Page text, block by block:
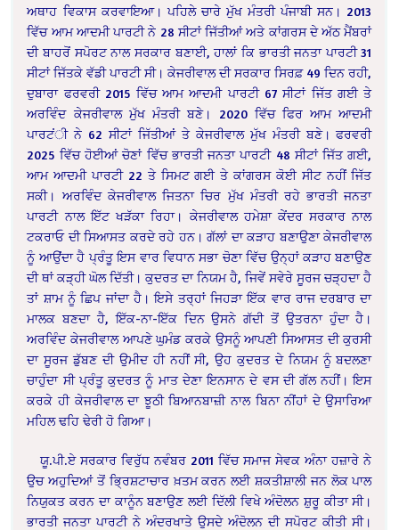
ਅਥਾਹ ਵਿਕਾਸ ਕਰਵਾਇਆ। ਪਹਿਲੇ ਚਾਰੇ ਮੁੱਖ ਮੰਤਰੀ ਪੰਜਾਬੀ ਸਨ। 2013
ਵਿੱਚ ਆਮ ਆਦਮੀ ਪਾਰਟੀ ਨੇ 28 ਸੀਟਾਂ ਜਿੱਤੀਆਂ ਅਤੇ ਕਾਂਗਰਸ ਦੇ ਅੱਠ ਮੈਂਬਰਾਂ
ਦੀ ਬਾਹਰੋਂ ਸਪੋਰਟ ਨਾਲ ਸਰਕਾਰ ਬਣਾਈ, ਹਾਲਾਂ ਕਿ ਭਾਰਤੀ ਜਨਤਾ ਪਾਰਟੀ 31
ਸੀਟਾਂ ਜਿੱਤਕੇ ਵੱਡੀ ਪਾਰਟੀ ਸੀ। ਕੇਜਰੀਵਾਲ ਦੀ ਸਰਕਾਰ ਸਿਰਫ਼ 49 ਦਿਨ ਰਹੀ,
ਦੁਬਾਰਾ ਫਰਵਰੀ 2015 ਵਿੱਚ ਆਮ ਆਦਮੀ ਪਾਰਟੀ 67 ਸੀਟਾਂ ਜਿੱਤ ਗਈ ਤੇ
ਅਰਵਿੰਦ ਕੇਜਰੀਵਾਲ ਮੁੱਖ ਮੰਤਰੀ ਬਣੇ। 2020 ਵਿੱਚ ਫਿਰ ਆਮ ਆਦਮੀ
ਪਾਰਟਂੀ ਨੇ 62 ਸੀਟਾਂ ਜਿੱਤੀਆਂ ਤੇ ਕੇਜਰੀਵਾਲ ਮੁੱਖ ਮੰਤਰੀ ਬਣੇ। ਫਰਵਰੀ
2025 ਵਿੱਚ ਹੋਈਆਂ ਚੋਣਾਂ ਵਿੱਚ ਭਾਰਤੀ ਜਨਤਾ ਪਾਰਟੀ 48 ਸੀਟਾਂ ਜਿੱਤ ਗਈ,
ਆਮ ਆਦਮੀ ਪਾਰਟੀ 22 ਤੇ ਸਿਮਟ ਗਈ ਤੇ ਕਾਂਗਰਸ ਕੋਈ ਸੀਟ ਨਹੀਂ ਜਿੱਤ
ਸਕੀ। ਅਰਵਿੰਦ ਕੇਜਰੀਵਾਲ ਜਿਤਨਾ ਚਿਰ ਮੁੱਖ ਮੰਤਰੀ ਰਹੇ ਭਾਰਤੀ ਜਨਤਾ
ਪਾਰਟੀ ਨਾਲ ਇੱਟ ਖੜੱਕਾ ਰਿਹਾ। ਕੇਜਰੀਵਾਲ ਹਮੇਸ਼ਾ ਕੇਂਦਰ ਸਰਕਾਰ ਨਾਲ
ਟਕਰਾਓ ਦੀ ਸਿਆਸਤ ਕਰਦੇ ਰਹੇ ਹਨ। ਗੱਲਾਂ ਦਾ ਕੜਾਹ ਬਣਾਉਣਾ ਕੇਜਰੀਵਾਲ
ਨੂੰ ਆਉਂਦਾ ਹੈ ਪ੍ਰੰਤੂ ਇਸ ਵਾਰ ਵਿਧਾਨ ਸਭਾ ਚੋਣਾ ਵਿੱਚ ਉਨ੍ਹਾਂ ਕੜਾਹ ਬਣਾਉਣ
ਦੀ ਥਾਂ ਕੜ੍ਹੀ ਘੋਲ ਦਿੱਤੀ। ਕੁਦਰਤ ਦਾ ਨਿਯਮ ਹੈ, ਜਿਵੇਂ ਸਵੇਰੇ ਸੂਰਜ ਚੜ੍ਹਦਾ ਹੈ
ਤਾਂ ਸ਼ਾਮ ਨੂੰ ਛਿਪ ਜਾਂਦਾ ਹੈ। ਇਸੇ ਤਰ੍ਹਾਂ ਜਿਹੜਾ ਇੱਕ ਵਾਰ ਰਾਜ ਦਰਬਾਰ ਦਾ
ਮਾਲਕ ਬਣਦਾ ਹੈ, ਇੱਕ-ਨਾ-ਇੱਕ ਦਿਨ ਉਸਨੇ ਗੱਦੀ ਤੋਂ ਉਤਰਨਾ ਹੁੰਦਾ ਹੈ।
ਅਰਵਿੰਦ ਕੇਜਰੀਵਾਲ ਆਪਣੇ ਘੁਮੰਡ ਕਰਕੇ ਉਸਨੂੰ ਆਪਣੀ ਸਿਆਸਤ ਦੀ ਕੁਰਸੀ
ਦਾ ਸੂਰਜ ਡੁੱਬਣ ਦੀ ਉਮੀਦ ਹੀ ਨਹੀਂ ਸੀ, ਉਹ ਕੁਦਰਤ ਦੇ ਨਿਯਮ ਨੂੰ ਬਦਲਣਾ
ਚਾਹੁੰਦਾ ਸੀ ਪ੍ਰੰਤੂ ਕੁਦਰਤ ਨੂੰ ਮਾਤ ਦੇਣਾ ਇਨਸਾਨ ਦੇ ਵਸ ਦੀ ਗੱਲ ਨਹੀਂ। ਇਸ
ਕਰਕੇ ਹੀ ਕੇਜਰੀਵਾਲ ਦਾ ਝੂਠੀ ਬਿਆਨਬਾਜ਼ੀ ਨਾਲ ਬਿਨਾ ਨੀਂਹਾਂ ਦੇ ਉਸਾਰਿਆ
ਮਹਿਲ ਢਹਿ ਢੇਰੀ ਹੋ ਗਿਆ।
ਯੂ.ਪੀ.ਏ ਸਰਕਾਰ ਵਿਰੁੱਧ ਨਵੰਬਰ 2011 ਵਿੱਚ ਸਮਾਜ ਸੇਵਕ ਅੰਨਾ ਹਜ਼ਾਰੇ ਨੇ
ਉਚ ਅਹੁਦਿਆਂ ਤੋਂ ਭ੍ਰਿਸ਼ਟਾਚਾਰ ਖ਼ਤਮ ਕਰਨ ਲਈ ਸ਼ਕਤੀਸ਼ਾਲੀ ਜਨ ਲੋਕ ਪਾਲ
ਨਿਯੁਕਤ ਕਰਨ ਦਾ ਕਾਨੂੰਨ ਬਣਾਉਣ ਲਈ ਦਿੱਲੀ ਵਿਖੇ ਅੰਦੋਲਨ ਸ਼ੁਰੂ ਕੀਤਾ ਸੀ।
ਭਾਰਤੀ ਜਨਤਾ ਪਾਰਟੀ ਨੇ ਅੰਦਰਖਾਤੇ ਉਸਦੇ ਅੰਦੋਲਨ ਦੀ ਸਪੋਰਟ ਕੀਤੀ ਸੀ।